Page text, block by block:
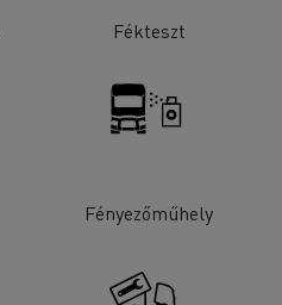
Fékteszt
Fényezőműhely